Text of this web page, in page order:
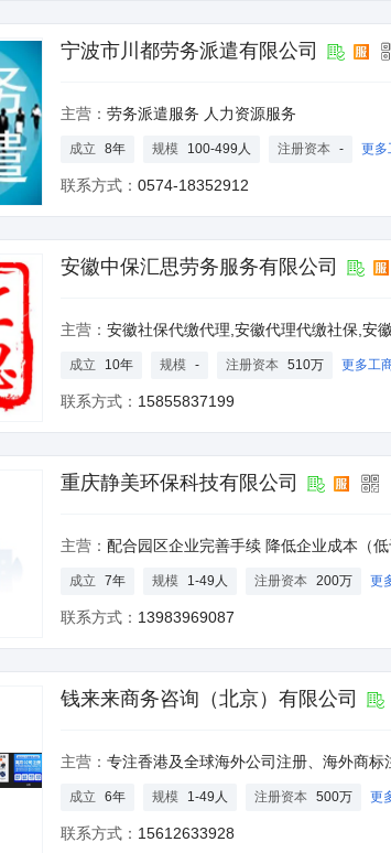
宁波市川都劳务派遣有限公司
主营： 劳务派遣服务 人力资源服务
成立 8年 规模 100-499人 注册资本 - 更多
联系方式： 0574-18352912
安徽中保汇思劳务服务有限公司
主营： 安徽社保代缴代理,安徽代理代缴社保,安徽 单独交工伤,安徽劳务外包公司,安徽人力资源公司,劳
成立 10年 规模 - 注册资本 510万 更多工
联系方式： 15855837199
重庆静美环保科技有限公司
主营： 配合园区企业完善手续 降低企业成本（低于市场价10%） 企业选址-注册-环评-验收-管家 环评工程师
成立 7年 规模 1-49人 注册资本 200万 更
联系方式： 13983969087
钱来来商务咨询（北京）有限公司
主营： 专注香港及全球海外公司注册、海外商标注册、审计、税务及商业咨询、并购重组、企业税务合规及风险管理、香港公司秘书服务、会计、海外投资的个人所得税咨询等业务，为广大
成立 6年 规模 1-49人 注册资本 500万 更
联系方式： 15612633928